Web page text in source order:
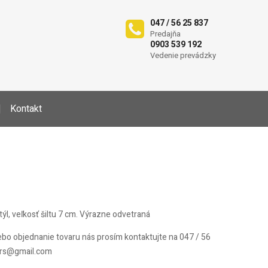
047 / 56 25 837
Predajňa
0903 539 192
Vedenie prevádzky
Kontakt
veľkosť šiltu 7 cm. Výrazne odvetraná
objednanie tovaru nás prosím kontaktujte na 047 / 56